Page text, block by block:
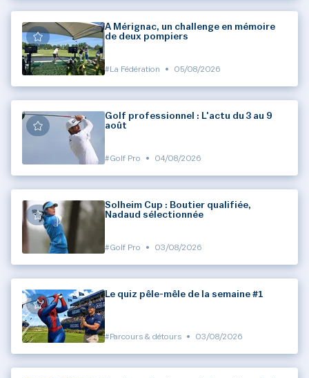
À Mérignac, un challenge en mémoire
de deux pompiers
#La Fédération • 05/08/2026
Golf professionnel : L'actu du 3 au 9
août
#Golf Pro • 04/08/2026
Solheim Cup : Boutier qualifiée,
Nadaud sélectionnée
#Golf Pro • 03/08/2026
Le quiz pêle-mêle de la semaine #1
#Parcours & détours • 03/08/2026